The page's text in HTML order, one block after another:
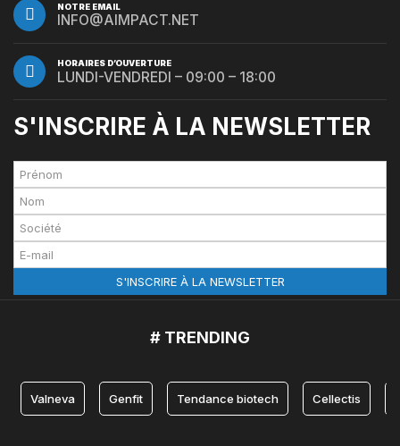
NOTRE EMAIL
INFO@AIMPACT.NET
HORAIRES D’OUVERTURE
LUNDI-VENDREDI – 09:00 – 18:00
S'INSCRIRE À LA NEWSLETTER
# TRENDING
Valneva Genfit Tendance biotech Cellectis